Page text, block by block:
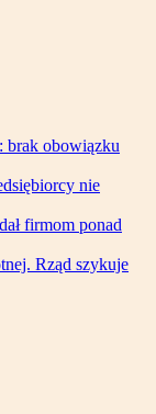
brak obowiązku
nie
firmom ponad
Rząd szykuje